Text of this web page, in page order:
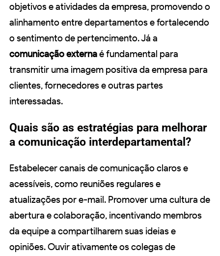
objetivos e atividades da empresa, promovendo o
alinhamento entre departamentos e fortalecendo
o sentimento de pertencimento. Já a
comunicação externaé fundamental para
transmitir uma imagem positiva da empresa para
clientes, fornecedores e outras partes
interessadas.
Quais são as estratégias para melhorar
a comunicação interdepartamental?
Estabelecer canais de comunicação claros e
acessíveis, como reuniões regulares e
atualizações por e-mail. Promover uma cultura de
abertura e colaboração, incentivando membros
da equipe a compartilharem suas ideias e
opiniões. Ouvir ativamente os colegas de